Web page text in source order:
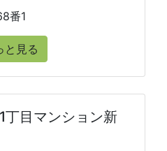
番1
と見る
丁目マンション新